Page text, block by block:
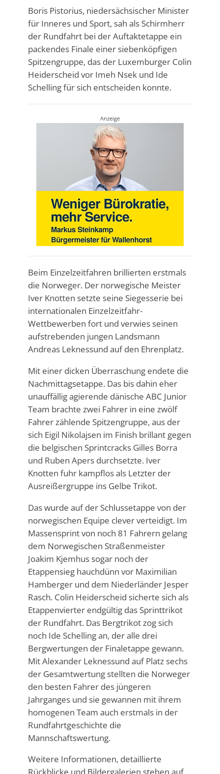
Boris Pistorius, niedersächsischer Minister
für Inneres und Sport, sah als Schirmherr
der Rundfahrt bei der Auftaktetappe ein
packendes Finale einer siebenköpfigen
Spitzengruppe, das der Luxemburger Colin
Heiderscheid vor Imeh Nsek und Ide
Schelling für sich entscheiden konnte.
Anzeige
Beim Einzelzeitfahren brillierten erstmals
die Norweger. Der norwegische Meister
Iver Knotten setzte seine Siegesserie bei
internationalen Einzelzeitfahr-
Wettbewerben fort und verwies seinen
aufstrebenden jungen Landsmann
Andreas Leknessund auf den Ehrenplatz.
Mit einer dicken Überraschung endete die
Nachmittagsetappe. Das bis dahin eher
unauffällig agierende dänische ABC Junior
Team brachte zwei Fahrer in eine zwölf
Fahrer zählende Spitzengruppe, aus der
sich Eigil Nikolajsen im Finish brillant gegen
die belgischen Sprintcracks Gilles Borra
und Ruben Apers durchsetzte. Iver
Knotten fuhr kampflos als Letzter der
Ausreißergruppe ins Gelbe Trikot.
Das wurde auf der Schlussetappe von der
norwegischen Equipe clever verteidigt. Im
Massensprint von noch 81 Fahrern gelang
dem Norwegischen Straßenmeister
Joakim Kjemhus sogar noch der
Etappensieg hauchdünn vor Maximilian
Hamberger und dem Niederländer Jesper
Rasch. Colin Heiderscheid sicherte sich als
Etappenvierter endgültig das Sprinttrikot
der Rundfahrt. Das Bergtrikot zog sich
noch Ide Schelling an, der alle drei
Bergwertungen der Finaletappe gewann.
Mit Alexander Leknessund auf Platz sechs
der Gesamtwertung stellten die Norweger
den besten Fahrer des jüngeren
Jahrganges und sie gewannen mit ihrem
homogenen Team auch erstmals in der
Rundfahrtgeschichte die
Mannschaftswertung.
Weitere Informationen, detaillierte